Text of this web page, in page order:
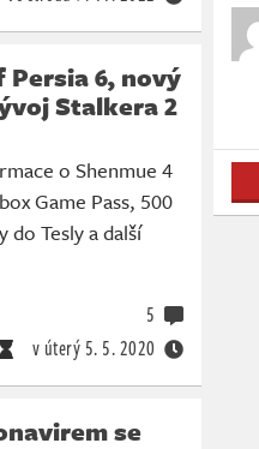
Persia 6, nový
Stalkera 2
o Shenmue 4
Game Pass, 500
Tesly a další
v úterý 5. 5. 2020
5
se